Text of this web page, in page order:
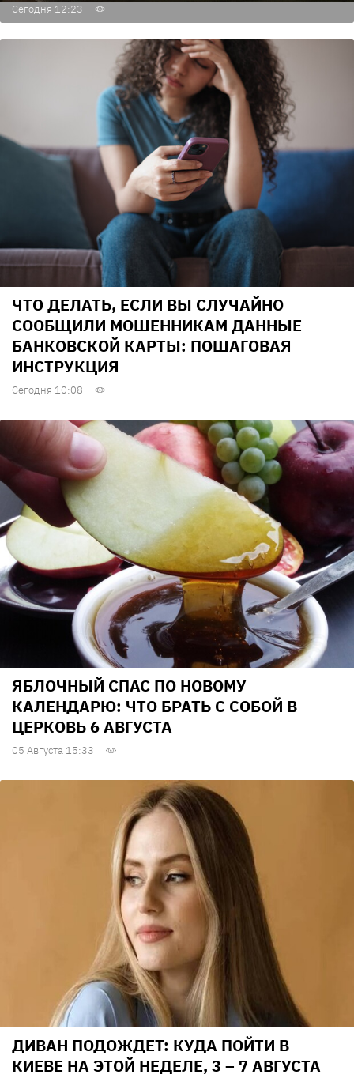
Сегодня 12:23
ЧТО ДЕЛАТЬ, ЕСЛИ ВЫ СЛУЧАЙНО
СООБЩИЛИ МОШЕННИКАМ ДАННЫЕ
БАНКОВСКОЙ КАРТЫ: ПОШАГОВАЯ
ИНСТРУКЦИЯ
Сегодня 10:08
ЯБЛОЧНЫЙ СПАС ПО НОВОМУ
КАЛЕНДАРЮ: ЧТО БРАТЬ С СОБОЙ В
ЦЕРКОВЬ 6 АВГУСТА
05 Августа 15:33
ДИВАН ПОДОЖДЕТ: КУДА ПОЙТИ В
КИЕВЕ НА ЭТОЙ НЕДЕЛЕ, 3 – 7 АВГУСТА